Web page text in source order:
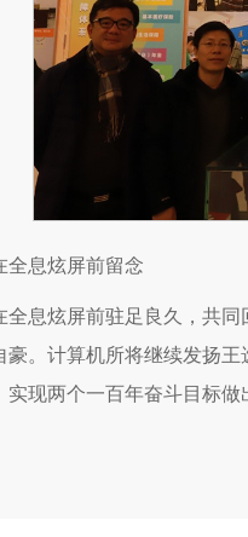
全息炫屏前留念
全息炫屏前驻足良久，共
。计算机所将继续发扬
现两个一百年奋斗目标做